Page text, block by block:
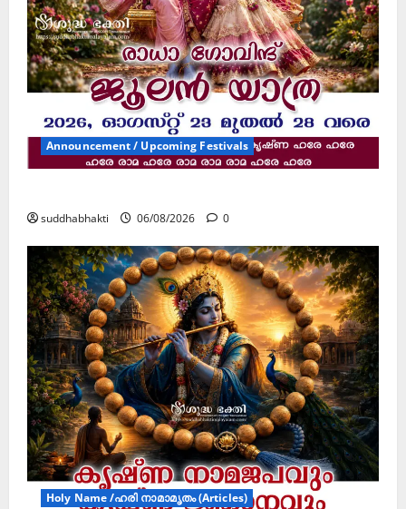
Announcement / Upcoming Festivals
suddhabhakti 06/08/2026 0
Holy Name /ഹരി നാമാമൃതം (Articles)